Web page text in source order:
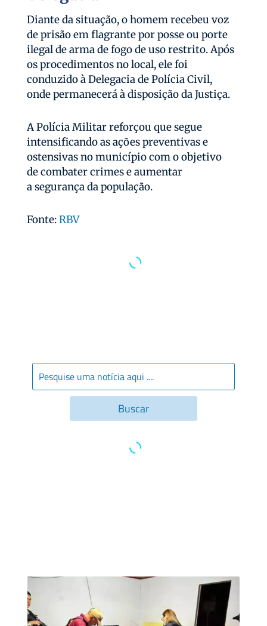
Diante da situação, o homem recebeu voz
de prisão em flagrante por posse ou porte
ilegal de arma de fogo de uso restrito. Após
os procedimentos no local, ele foi
conduzido à Delegacia de Polícia Civil,
onde permanecerá à disposição da Justiça.
A Polícia Militar reforçou que segue
intensificando as ações preventivas e
ostensivas no município com o objetivo
de combater crimes e aumentar
a segurança da população.
Fonte:RBV